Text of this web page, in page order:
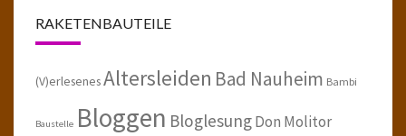
RAKETENBAUTEILE
(V)erlesenesAltersleiden Bad Nauheim Bambi
Baustelle Bloggen BloglesungDon Molitor